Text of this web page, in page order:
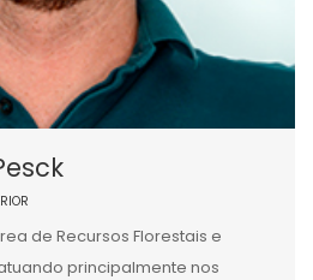
de Recursos Florestais e
principalmente nos